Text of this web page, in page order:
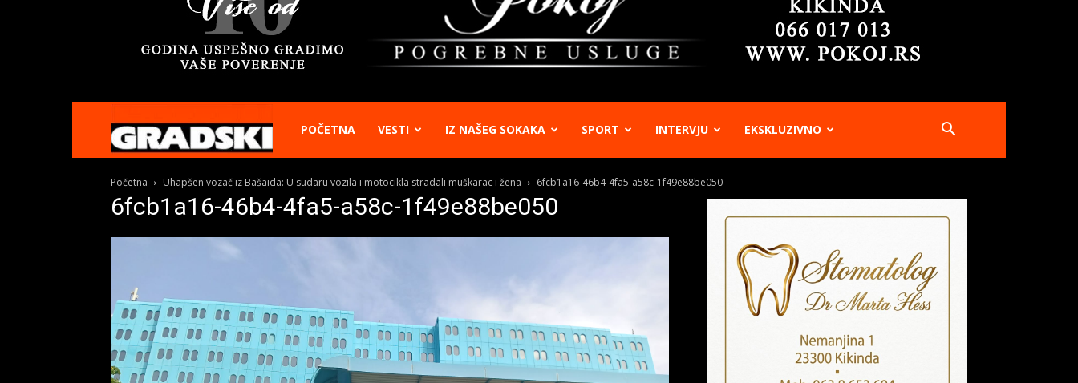
Gradski
Online
Kikinda
POČETNA VESTI IZ NAŠEG SOKAKA SPORT INTERVJU EKSKLUZIVNO
Početna Uhapšen vozač iz Bašaida: U sudaru vozila i motocikla stradali muškarac i žena 6fcb1a16-46b4-4fa5-a58c-1f49e88be050
6fcb1a16-46b4-4fa5-a58c-1f49e88be050